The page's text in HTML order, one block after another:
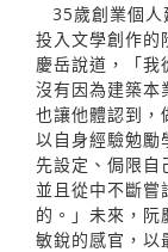
35歲創業個
投入文學創作的
慶岳說道，「我
沒有因為建築本
也讓他體認到，
以自身經驗勉勵
先設定、侷限自
並且從中不斷嘗
的。」未來，阮
敏銳的感官，以